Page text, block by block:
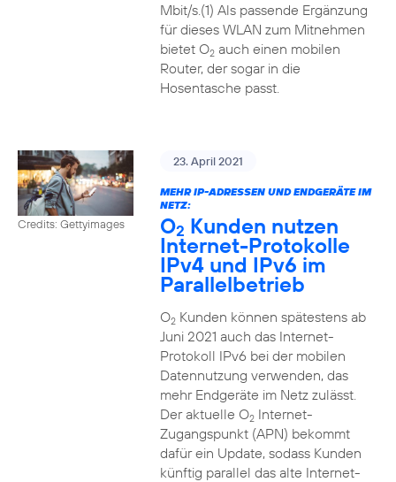
Mbit/s.(1) Als passende Ergänzung
für dieses WLAN zum Mitnehmen
bietet O2auch einen mobilen
Router, der sogar in die
Hosentasche passt.
Credits: Gettyimages
23. April 2021
MEHR IP-ADRESSEN UND ENDGERÄTE IM
NETZ:
O2 Kunden nutzen
Internet-Protokolle
IPv4 und IPv6 im
Parallelbetrieb
O2Kunden können spätestens ab
Juni 2021 auch das Internet-
Protokoll IPv6 bei der mobilen
Datennutzung verwenden, das
mehr Endgeräte im Netz zulässt.
Der aktuelle O2Internet-
Zugangspunkt (APN) bekommt
dafür ein Update, sodass Kunden
künftig parallel das alte Internet-